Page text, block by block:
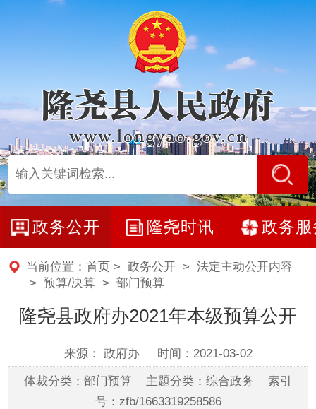
政务公开 隆尧时讯 政务服
当前位置： 首页 > 政务公开> 法定主动公开内容
> 预算/决算> 部门预算
隆尧县政府办2021年本级预算公开
来源： 政府办 时间：2021-03-02
体裁分类：部门预算 主题分类：综合政务 索引
号：zfb/1663319258586